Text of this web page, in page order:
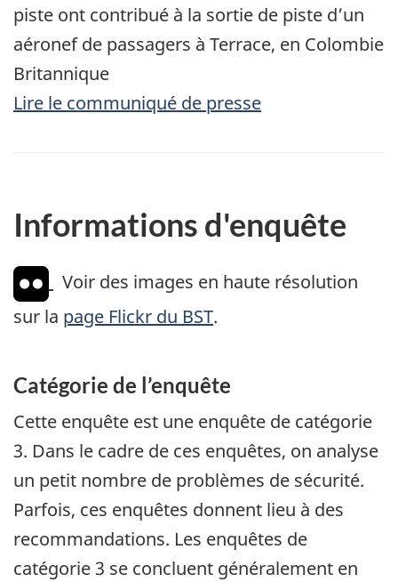
piste ont contribué à la sortie de piste d’un
aéronef de passagers à Terrace, en Colombie
Britannique
Lire le communiqué de presse
Informations d'enquête
Voir des images en haute résolution
sur la page Flickr du BST.
Catégorie de l’enquête
Cette enquête est une enquête de catégorie
3. Dans le cadre de ces enquêtes, on analyse
un petit nombre de problèmes de sécurité.
Parfois, ces enquêtes donnent lieu à des
recommandations. Les enquêtes de
catégorie 3 se concluent généralement en